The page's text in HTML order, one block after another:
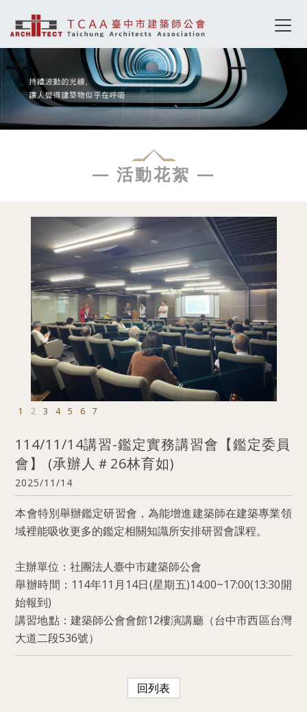
— 活動花絮 —
1 2 3 4 5 6 7
114/11/14講習-鑑定實務講習會【鑑定委員
會】 (承辦人＃26林育如)
2025/11/14
本會特別舉辦鑑定研習會，為能增進建築師在建築專業領
域裡能吸收更多的鑑定相關知識所安排研習會課程。
主辦單位：社團法人臺中市建築師公會
舉辦時間：114年11月14日(星期五)14:00~17:00(13:30開
始報到)
講習地點：建築師公會會館12樓演講廳（台中市西區台灣
大道二段536號）
回列表